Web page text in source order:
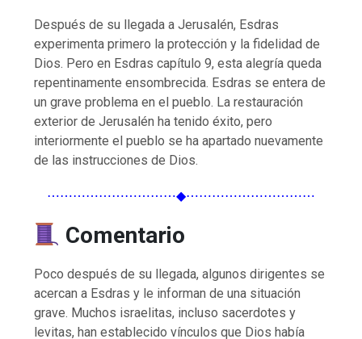
Después de su llegada a Jerusalén, Esdras
experimenta primero la protección y la fidelidad de
Dios. Pero en Esdras capítulo 9, esta alegría queda
repentinamente ensombrecida. Esdras se entera de
un grave problema en el pueblo. La restauración
exterior de Jerusalén ha tenido éxito, pero
interiormente el pueblo se ha apartado nuevamente
de las instrucciones de Dios.
⋯⋯⋯⋯⋯⋯⋯⋯⋯⋯◆⋯⋯⋯⋯⋯⋯⋯⋯⋯⋯
Comentario
Poco después de su llegada, algunos dirigentes se
acercan a Esdras y le informan de una situación
grave. Muchos israelitas, incluso sacerdotes y
levitas, han establecido vínculos que Dios había